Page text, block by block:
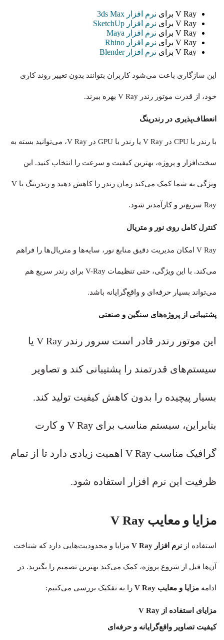
V Ray برای
نرم افزار 3ds Max
V Ray برای
نرم افزار SketchUp
V Ray برای
نرم افزار Maya
V Ray برای
نرم افزار Rhino
V Ray برای
نرم افزار Blender
این سازگاری باعث می‌شود کاربران بتوانند بدون تغییر روند کاری
خود، از قدرت موتور رندر V Ray بهره ببرند.
انعطاف‌پذیری در رندرینگ
با رندر با CPU در V Ray یا رندر با GPU در V Ray، می‌توانید بسته به
سخت‌افزار و پروژه، بهترین کیفیت و سرعت را انتخاب کنید. این
ویژگی به شما کمک می‌کند زمان رندر را کاهش دهید و رندرینگ با V
Ray سریع‌تر و کارآمدتر شود.
کنترل کامل روی نور و متریال
V Ray امکان مدیریت دقیق منابع نور، سایه‌ها و متریال‌ها را فراهم
می‌کند. با این ویژگی، حتی تنظیمات V-Ray برای رندر سریع هم
می‌تواند بسیار حرفه‌ای و واقع‌گرایانه باشد.
پشتیبانی از پروژه‌های سنگین و صنعتی
این موتور رندر قادر است سرور رندر V Ray یا
سیستم‌های قدرتمند را پشتیبانی کند و تصاویر
بسیار پیچیده را بدون کاهش کیفیت تولید کند.
بنابراین، سیستم مناسب برای V Ray و کارت
گرافیک مناسب V Ray اهمیت زیادی دارد تا از تمام
ظرفیت این نرم‌ افزار استفاده شود.
مزایا و معایب V Ray
استفاده از نرم افزار V Ray مزایا و محدودیت‌هایی دارد که شناخت
آن‌ها قبل از شروع پروژه، کمک می‌کند بهترین تصمیم را بگیرید. در
ادامه مزایا و معایب V Ray را به تفکیک بررسی می‌کنیم:
مزایای استفاده از V Ray
کیفیت تصاویر واقع‌گرایانه و حرفه‌ای